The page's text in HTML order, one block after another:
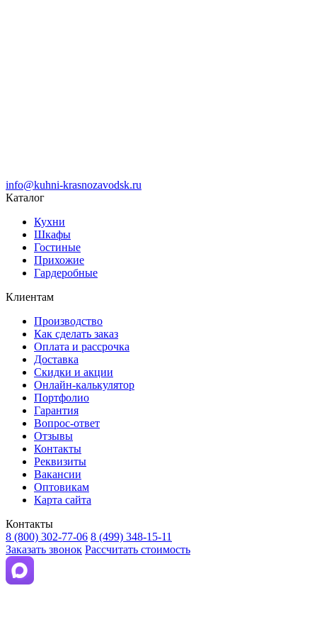
info@kuhni-krasnozavodsk.ru
Каталог
Кухни
Шкафы
Гостиные
Прихожие
Гардеробные
Клиентам
Производство
Как сделать заказ
Оплата и рассрочка
Доставка
Скидки и акции
Онлайн-калькулятор
Портфолио
Гарантия
Вопрос-ответ
Отзывы
Контакты
Реквизиты
Вакансии
Оптовикам
Карта сайта
Контакты
8 (800) 302-77-06 8 (499) 348-15-11
Заказать звонок Рассчитать стоимость